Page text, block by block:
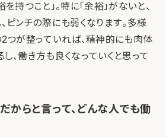
持つこと」。特に「余裕」がないと、
ピンチの際にも弱くなります。多様
2つが整っていれば、精神的にも肉体
、働き方も良くなっていくと思って
からと言って、どんな人でも働